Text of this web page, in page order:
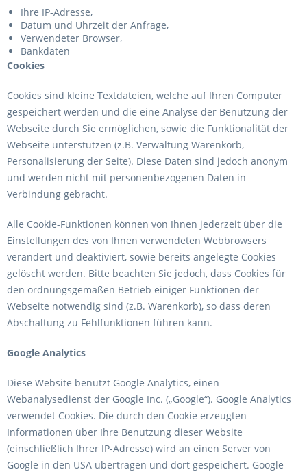
Ihre IP-Adresse,
Datum und Uhrzeit der Anfrage,
Verwendeter Browser,
Bankdaten
Cookies
Cookies sind kleine Textdateien, welche auf Ihren Computer
gespeichert werden und die eine Analyse der Benutzung der
Webseite durch Sie ermöglichen, sowie die Funktionalität der
Webseite unterstützen (z.B. Verwaltung Warenkorb,
Personalisierung der Seite). Diese Daten sind jedoch anonym
und werden nicht mit personenbezogenen Daten in
Verbindung gebracht.
Alle Cookie-Funktionen können von Ihnen jederzeit über die
Einstellungen des von Ihnen verwendeten Webbrowsers
verändert und deaktiviert, sowie bereits angelegte Cookies
gelöscht werden. Bitte beachten Sie jedoch, dass Cookies für
den ordnungsgemäßen Betrieb einiger Funktionen der
Webseite notwendig sind (z.B. Warenkorb), so dass deren
Abschaltung zu Fehlfunktionen führen kann.
Google Analytics
Diese Website benutzt Google Analytics, einen
Webanalysedienst der Google Inc. („Google“). Google Analytics
verwendet Cookies. Die durch den Cookie erzeugten
Informationen über Ihre Benutzung dieser Website
(einschließlich Ihrer IP-Adresse) wird an einen Server von
Google in den USA übertragen und dort gespeichert. Google